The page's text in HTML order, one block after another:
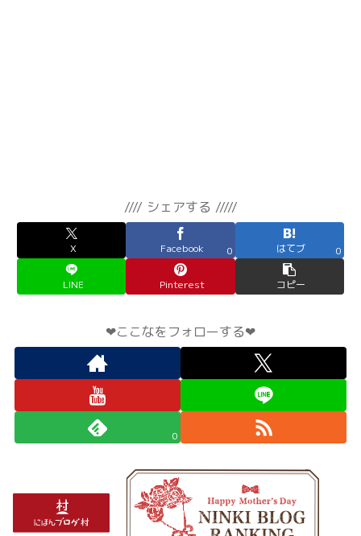
//// シェアする /////
X Facebook 0 はてブ 0
LINE Pinterest コピー
❤︎ここなをフォローする❤︎
0